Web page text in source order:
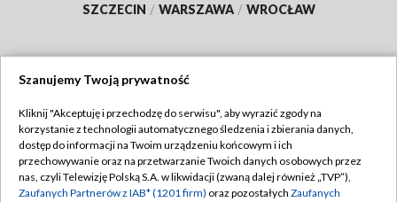
SZCZECIN / WARSZAWA / WROCŁAW
TVP
Abonament TVP
Emisja w TVP
Regulamin TVP
Polityka prywatności
Szanujemy Twoją prywatność
Kliknij "Akceptuję i przechodzę do serwisu", aby wyrazić zgody na
korzystanie z technologii automatycznego śledzenia i zbierania danych,
dostęp do informacji na Twoim urządzeniu końcowym i ich
przechowywanie oraz na przetwarzanie Twoich danych osobowych przez
nas, czyli Telewizję Polską S.A. w likwidacji (zwaną dalej również „TVP”),
Zaufanych Partnerów z IAB* (1201 firm) oraz pozostałych Zaufanych